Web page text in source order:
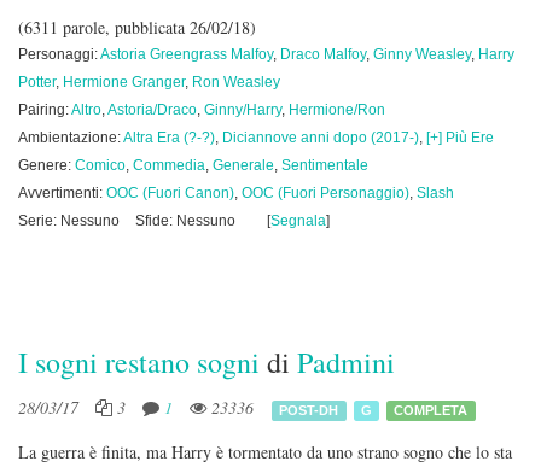
(6311 parole, pubblicata 26/02/18)
Personaggi:Astoria Greengrass Malfoy, Draco Malfoy, Ginny Weasley, Harry
Potter, Hermione Granger, Ron Weasley
Pairing:Altro,Astoria/Draco, Ginny/Harry, Hermione/Ron
Ambientazione:Altra Era (?-?), Diciannove anni dopo (2017-), [+] Più Ere
Genere: Comico, Commedia, Generale, Sentimentale
Avvertimenti: OOC (Fuori Canon), OOC (Fuori Personaggio), Slash
Serie: Nessuno
Sfide: Nessuno [Segnala]
I sogni restano sogni di Padmini
28/03/17 3 1 23336 POST-DH G COMPLETA
La guerra è finita, ma Harry è tormentato da uno strano sogno che lo sta